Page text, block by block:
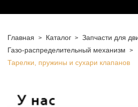
Главная Каталог Запчасти для
Газо-распределительный механизм
Тарелки, пружины и сухари клапанов